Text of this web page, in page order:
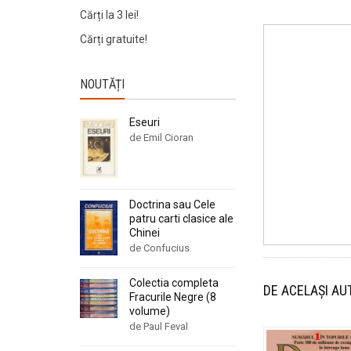
DE ACELAȘI
Cărți la 3 lei!
Cărți gratuite!
NOUTĂȚI
Eseuri
de Emil Cioran
Doctrina sau Cele
patru carti clasice ale
Chinei
de Confucius
Colectia completa
Fracurile Negre (8
volume)
de Paul Feval